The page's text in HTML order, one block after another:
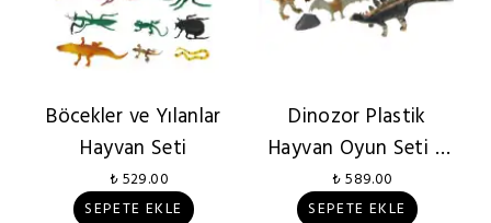
Böcekler ve Yılanlar
Hayvan Seti
₺ 529.00
SEPETE EKLE
Dinozor Plastik
Hayvan Oyun Seti 9
Parça
₺ 589.00
SEPETE EKLE